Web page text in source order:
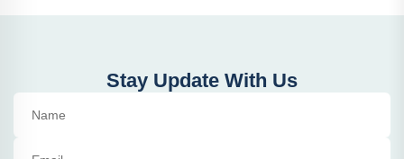
Stay Update With Us